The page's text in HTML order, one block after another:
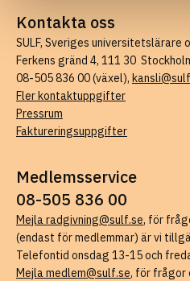
Kontakta oss
SULF, Sveriges universitetslärare
Ferkens gränd 4, 111 30
08-505 836 00 (växel),
Fler kontaktuppgifter
Pressrum
Faktureringsuppgifter
Medlemsservice
08-505 836 00
Mejla radgivning@sulf.se, för
(endast för medlemmar) är vi
Telefontid onsdag 13-15 och
Mejla medlem@sulf.se, för frågor